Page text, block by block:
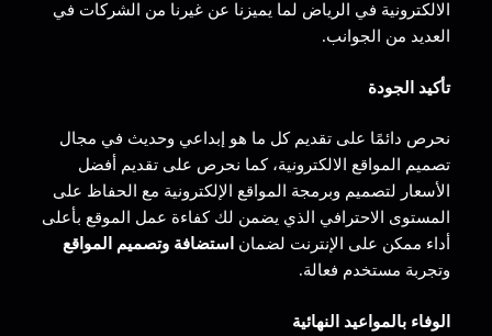
الالكترونية في الرياض لما يميزنا عن غيرنا من الشركات في
العديد من الجوانب.
تأكيد الجودة
نحرص دائمًا على تقديم كل ما هو إبداعي وحديث في مجال
تصميم المواقع الالكترونية، كما نحرص على تقديم أفضل
الأسعار لتصميم وبرمجة المواقع الإلكترونية مع الحفاظ على
المستوى الاحترافي الذي يضمن لك كفاءة عمل الموقع بأعلى
أداء ممكن على الإنترنت لضمان
استضافة وتصميم المواقع
وتجربة مستخدم فعالة.
الوفاء بالمواعيد النهائية